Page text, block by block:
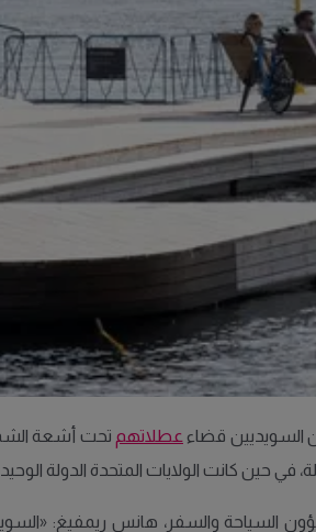
السويديين قضاء عطلاتهم تحت أشعة الشمس
في حين كانت الولايات المتحدة الدولة
السياحة والسفر، هانس ريمفيغ: